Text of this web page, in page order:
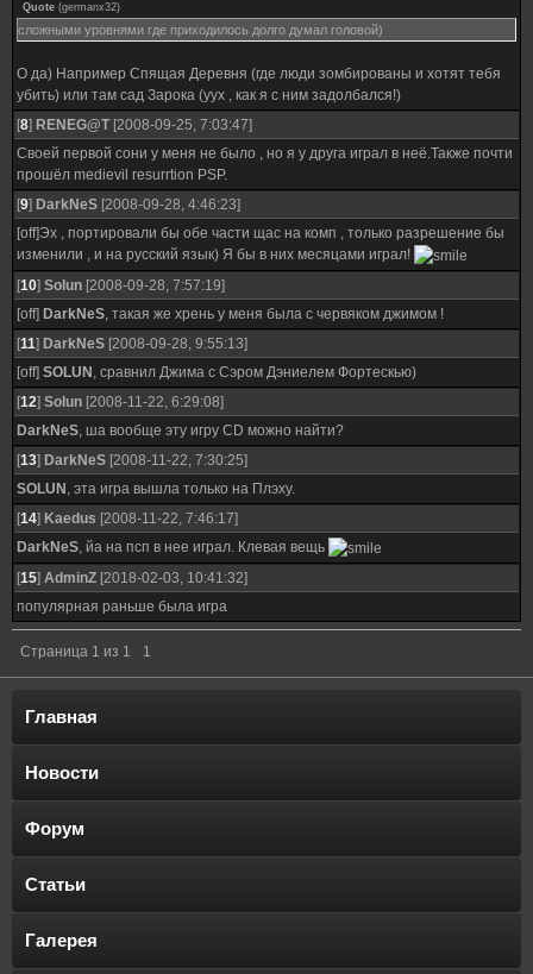
Quote (germanx32)
сложными уровнями где приходилось долго думал головой)
О да) Например Спящая Деревня (где люди зомбированы и хотят тебя
убить) или там сад Зарока (уух , как я с ним задолбался!)
[8] RENEG@T[2008-09-25, 7:03:47]
Своей первой сони у меня не было , но я у друга играл в неё.Также почти
прошёл medievil resurrtion PSP.
[9] DarkNeS [2008-09-28, 4:46:23]
[off]Эх , портировали бы обе части щас на комп , только разрешение бы
изменили , и на русский язык) Я бы в них месяцами играл!
[10] Solun [2008-09-28, 7:57:19]
[off] DarkNeS, такая же хрень у меня была с червяком джимом !
[11] DarkNeS [2008-09-28, 9:55:13]
[off] SOLUN , сравнил Джима с Сэром Дэниелем Фортескью)
[12] Solun [2008-11-22, 6:29:08]
DarkNeS, ша вообще эту игру CD можно найти?
[13] DarkNeS [2008-11-22, 7:30:25]
SOLUN , эта игра вышла только на Плэху.
[14] Kaedus [2008-11-22, 7:46:17]
DarkNeS, йа на псп в нее играл. Клевая вещь
[15] AdminZ [2018-02-03, 10:41:32]
популярная раньше была игра
Страница 1 из 1 1
Главная
Новости
Форум
Статьи
Галерея